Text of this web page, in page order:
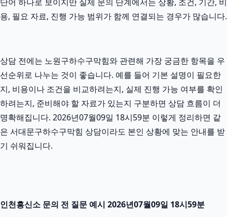
용, 필요 자료, 진행 가능 범위가 함께 연결되는 경우가 많습니다.
상담 전에는 노원구하수구막힘와 관련해 가장 궁금한 항목을 우
선순위로 나누는 것이 좋습니다. 예를 들어 기본 설명이 필요한
지, 비용이나 조건을 비교하려는지, 실제 진행 가능 여부를 확인
하려는지, 준비해야 할 자료가 있는지 구분하면 상담 흐름이 더
명확해집니다. 2026년07월09일 18시59분 이렇게 정리하면 같
은 서대문구하수구막힘 상담이라도 본인 상황에 맞는 안내를 받
기 쉬워집니다.
인천흥신소 문의 전 질문 예시 2026년07월09일 18시59분